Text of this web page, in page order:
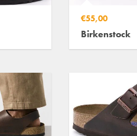
€55,00
Birkenstock